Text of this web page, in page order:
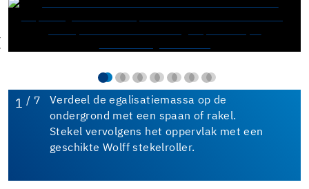
1 / 7
Verdeel de egalisatiemassa op de
ondergrond met een spaan of rakel.
Stekel vervolgens het oppervlak met een
geschikte Wolff stekelroller.